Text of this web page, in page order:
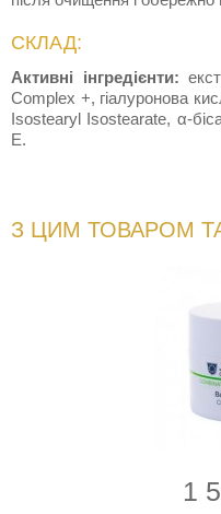
СКЛАД:
Активні інгредієнти:
Complex +, гіалуронова
Isostearyl Isostearate, α-
Е.
З ЦИМ ТОВАРОМ
1